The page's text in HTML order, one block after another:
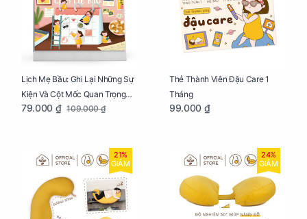
Lịch Mẹ Bầu: Ghi Lại Những Sự
Kiện Và Cột Mốc Quan Trọng
Của Mẹ Và Bé
79.000 ₫ 109.000 ₫
Thẻ Thành Viên Đậu Care 1
Tháng
99.000 ₫
21%
GIẢM
24%
GIẢM